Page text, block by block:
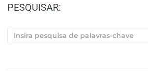
PESQUISAR: